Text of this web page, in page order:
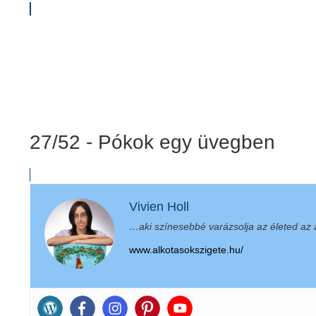
27/52 - Pókok egy üvegben
Vivien Holl
…aki színesebbé varázsolja az életed az
www.alkotasokszigete.hu/